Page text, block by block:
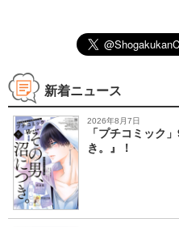
新着ニュース
2026年8月7日
「プチコミック
き。』！